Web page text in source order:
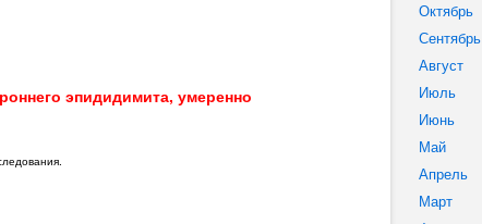
Октябрь
Сентябрь
Август
Июль
Июнь
Май
Апрель
Март
эпидидимита, умеренно